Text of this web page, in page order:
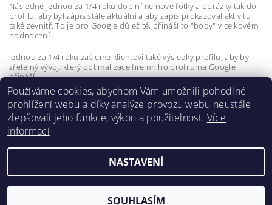
Následně jednou za 1/4 roku doplníme nové fotky a obrázky tak do
profilu, aby byl zápis stále aktuální a aby zápis prokazoval aktivitu
také zevnitř. To je pro Google důležité, přináší to "body" v celkovém
hodnocení.
Jednou za 1/4 roku zašleme klientovi také výsledky profilu, aby byl
zřetelný vývoj, který optimalizace firemního profilu na Google
přináší.
2026 ©X-vision, všechna práva vyhrazena
Vytvořil Shoptet
Používáme cookies, abychom Vám umožnili pohodlné
prohlížení webu a díky analýze provozu webu neustále
zlepšovali jeho funkce, výkon a použitelnost. Více
informací
NASTAVENÍ
SOUHLASÍM